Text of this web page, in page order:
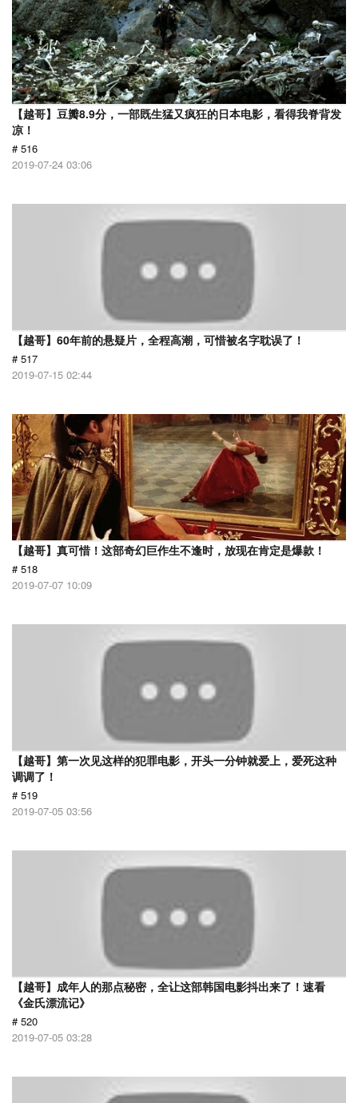
【越哥】豆瓣8.9分，一部既生猛又疯狂的日本电影，看得我脊背发
凉！
# 516
2019-07-24 03:06
【越哥】60年前的悬疑片，全程高潮，可惜被名字耽误了！
# 517
2019-07-15 02:44
【越哥】真可惜！这部奇幻巨作生不逢时，放现在肯定是爆款！
# 518
2019-07-07 10:09
【越哥】第一次见这样的犯罪电影，开头一分钟就爱上，爱死这种
调调了！
# 519
2019-07-05 03:56
【越哥】成年人的那点秘密，全让这部韩国电影抖出来了！速看
《金氏漂流记》
# 520
2019-07-05 03:28